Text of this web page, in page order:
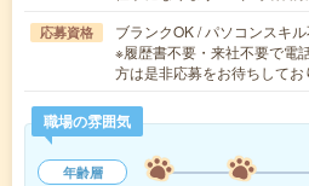
応募資格
ブランクOK / パソコンスキ
※履歴書不要・来社不要で電
方は是非応募をお待ちして
職場の雰囲気
年齢層